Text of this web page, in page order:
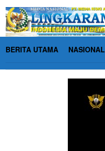
BERITA UTAMA NASIONAL